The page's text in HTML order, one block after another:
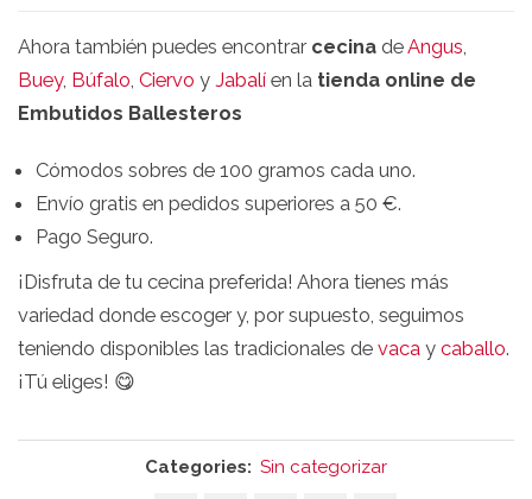
Ahora también puedes encontrar cecina deAngus,
Buey, Búfalo, Ciervo y Jabalí en la tienda online de
Embutidos Ballesteros
Cómodos sobres de 100 gramos cada uno.
Envío gratis en pedidos superiores a 50 €.
Pago Seguro.
¡Disfruta de tu cecina preferida! Ahora tienes más
variedad donde escoger y, por supuesto, seguimos
teniendo disponibles las tradicionales de vaca y caballo.
¡Tú eliges! 😋
Categories: Sin categorizar